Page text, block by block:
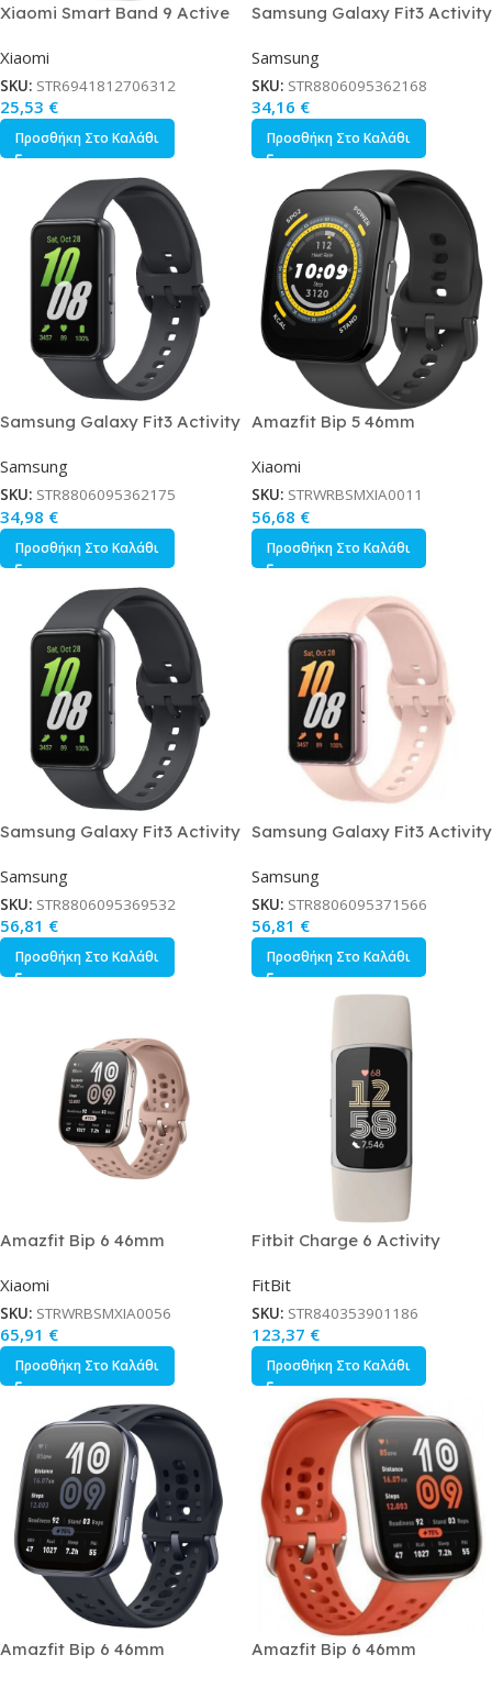
Xiaomi Smart Band 9 Active
Λευκό
Xiaomi
SKU: STR6941812706312
25,53 €
Προσθήκη Στο Καλάθι
Samsung Galaxy Fit3 Activity
Samsung
SKU: STR8806095362168
34,16 €
Προσθήκη Στο Καλάθι
Samsung Galaxy Fit3 Activity
Samsung
SKU: STR8806095362175
34,98 €
Προσθήκη Στο Καλάθι
Amazfit Bip 5 46mm
Soft Black
Xiaomi
SKU: STRWRBSMXIA0011
56,68 €
Προσθήκη Στο Καλάθι
Samsung Galaxy Fit3 Activity
Samsung
SKU: STR8806095369532
56,81 €
Προσθήκη Στο Καλάθι
Samsung Galaxy Fit3 Activity
Χρυσό
Samsung
SKU: STR8806095371566
56,81 €
Προσθήκη Στο Καλάθι
Amazfit Bip 6 46mm
Παλμογράφο Blush
Xiaomi
SKU: STRWRBSMXIA0056
65,91 €
Προσθήκη Στο Καλάθι
Fitbit Charge 6 Activity
Porcelain / Silver
FitBit
SKU: STR840353901186
123,37 €
Προσθήκη Στο Καλάθι
Amazfit Bip 6 46mm
Amazfit Bip 6 46mm